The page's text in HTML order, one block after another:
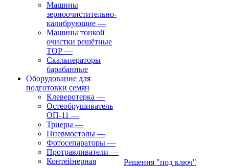
Машины
зерноочистительно-
калибрующие —
Машины тонкой
очистки решётные
ТОР —
Скальператоры
барабанные
Оборудование для
подготовки семян
Клеверотерка —
Остеобрушиватель
ОП-11 —
Триеры —
Пневмостолы —
Фотосепараторы —
Протравливатели —
Контейнерная
Решения "под ключ"